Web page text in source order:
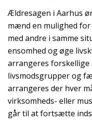
Ældresagen i Aarhus
mænd en mulighed
med andre i samme
ensomhed og øge
arrangeres forskellige
livsmodsgrupper og
arrangeres der hver
virksomheds- eller
går til at fortsætte
Tilmeld
De seneste nyheder om
aktiviteter direkte i din